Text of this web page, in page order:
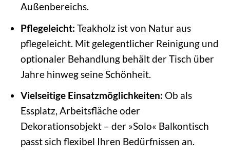
Außenbereichs.
Pflegeleicht: Teakholz ist von Natur aus
pflegeleicht. Mit gelegentlicher Reinigung und
optionaler Behandlung behält der Tisch über
Jahre hinweg seine Schönheit.
Vielseitige Einsatzmöglichkeiten: Ob als
Essplatz, Arbeitsfläche oder
Dekorationsobjekt – der »Solo« Balkontisch
passt sich flexibel Ihren Bedürfnissen an.